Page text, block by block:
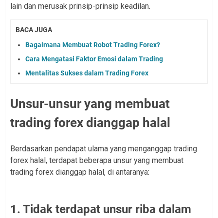
lain dan merusak prinsip-prinsip keadilan.
BACA JUGA
Bagaimana Membuat Robot Trading Forex?
Cara Mengatasi Faktor Emosi dalam Trading
Mentalitas Sukses dalam Trading Forex
Unsur-unsur yang membuat
trading forex dianggap halal
Berdasarkan pendapat ulama yang menganggap trading
forex halal, terdapat beberapa unsur yang membuat
trading forex dianggap halal, di antaranya:
1. Tidak terdapat unsur riba dalam